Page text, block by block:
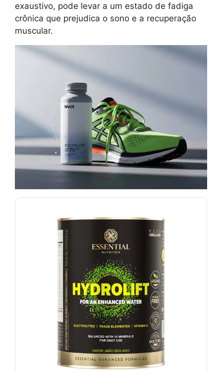
exaustivo, pode levar a um estado de fadiga
crônica que prejudica o sono e a recuperação
muscular.